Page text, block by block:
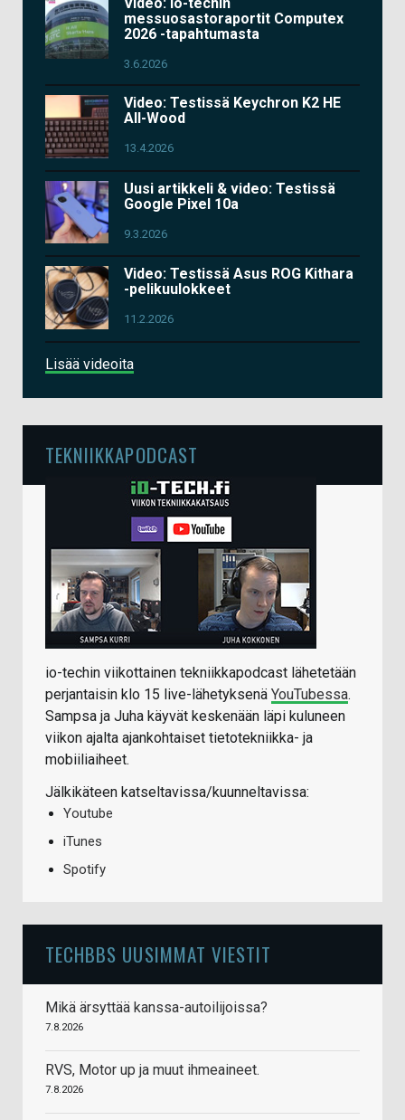
messuosastoraportit Computex
2026 -tapahtumasta
3.6.2026
Video: Testissä Keychron K2 HE
All-Wood
13.4.2026
Uusi artikkeli & video: Testissä
Google Pixel 10a
9.3.2026
Video: Testissä Asus ROG Kithara
-pelikuulokkeet
11.2.2026
Lisää videoita
TEKNIIKKAPODCAST
io-techin viikottainen tekniikkapodcast lähetetään
perjantaisin klo 15 live-lähetyksenä YouTubessa.
Sampsa ja Juha käyvät keskenään läpi kuluneen
viikon ajalta ajankohtaiset tietotekniikka- ja
mobiiliaiheet.
Jälkikäteen katseltavissa/kuunneltavissa:
Youtube
iTunes
Spotify
TECHBBS UUSIMMAT VIESTIT
Mikä ärsyttää kanssa-autoilijoissa?
7.8.2026
RVS, Motor up ja muut ihmeaineet.
7.8.2026